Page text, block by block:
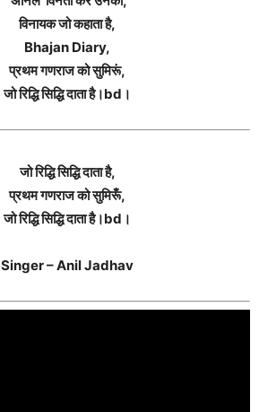
विनायक जो कहाता है,
Bhajan Diary,
प्रथम गणराज को सुमिरूं,
जो रिद्धि सिद्धि दाता है।bd।
जो रिद्धि सिद्धि दाता है,
प्रथम गणराज को सुमिरूँ,
जो रिद्धि सिद्धि दाता है।bd।
Singer – Anil Jadhav